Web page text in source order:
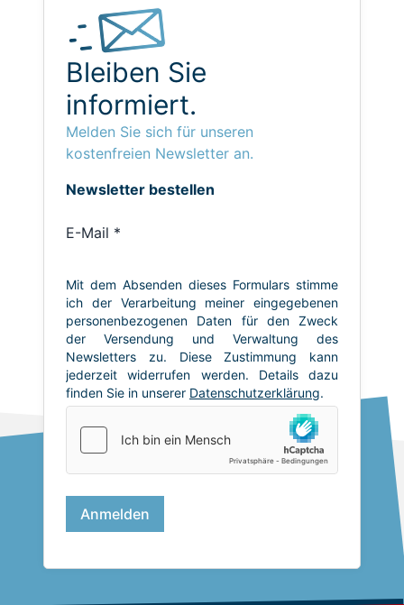
Bleiben Sie
informiert.
Melden Sie sich für unseren
kostenfreien Newsletter an.